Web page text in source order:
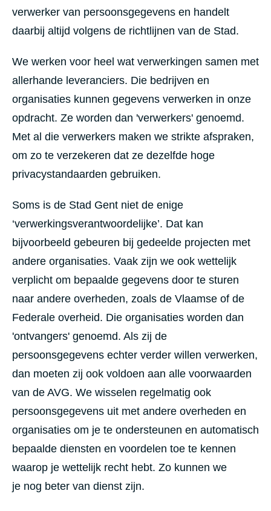
verwerker van persoonsgegevens en handelt
daarbij altijd volgens de richtlijnen van de Stad.
We werken voor heel wat verwerkingen samen met
allerhande leveranciers. Die bedrijven en
organisaties kunnen gegevens verwerken in onze
opdracht. Ze worden dan 'verwerkers' genoemd.
Met al die verwerkers maken we strikte afspraken,
om zo te verzekeren dat ze dezelfde hoge
privacystandaarden gebruiken.
Soms is de Stad Gent niet de enige
‘verwerkingsverantwoordelijke’. Dat kan
bijvoorbeeld gebeuren bij gedeelde projecten met
andere organisaties. Vaak zijn we ook wettelijk
verplicht om bepaalde gegevens door te sturen
naar andere overheden, zoals de Vlaamse of de
Federale overheid. Die organisaties worden dan
'ontvangers' genoemd. Als zij de
persoonsgegevens echter verder willen verwerken,
dan moeten zij ook voldoen aan alle voorwaarden
van de AVG. We wisselen regelmatig ook
persoonsgegevens uit met andere overheden en
organisaties om je te ondersteunen en automatisch
bepaalde diensten en voordelen toe te kennen
waarop je wettelijk recht hebt. Zo kunnen we
je nog beter van dienst zijn.